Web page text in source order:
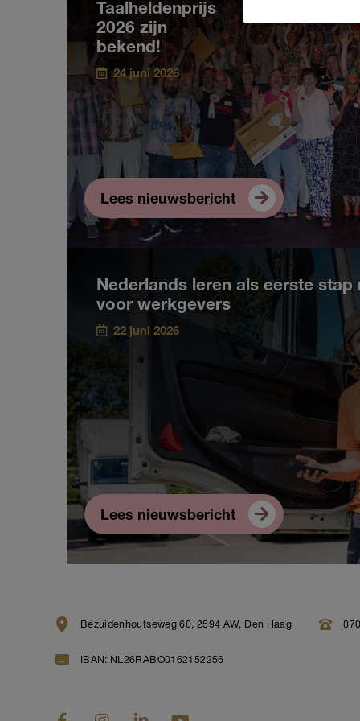
Taalheldenprijs
2026 zijn
bekend!
24 juni 2026
Lees nieuwsbericht
Nederlands leren als eerste
voor werkgevers
22 juni 2026
Lees nieuwsbericht
Bezuidenhoutseweg 60, 2594 AW, Den Haag
IBAN: NL26RABO0162152256